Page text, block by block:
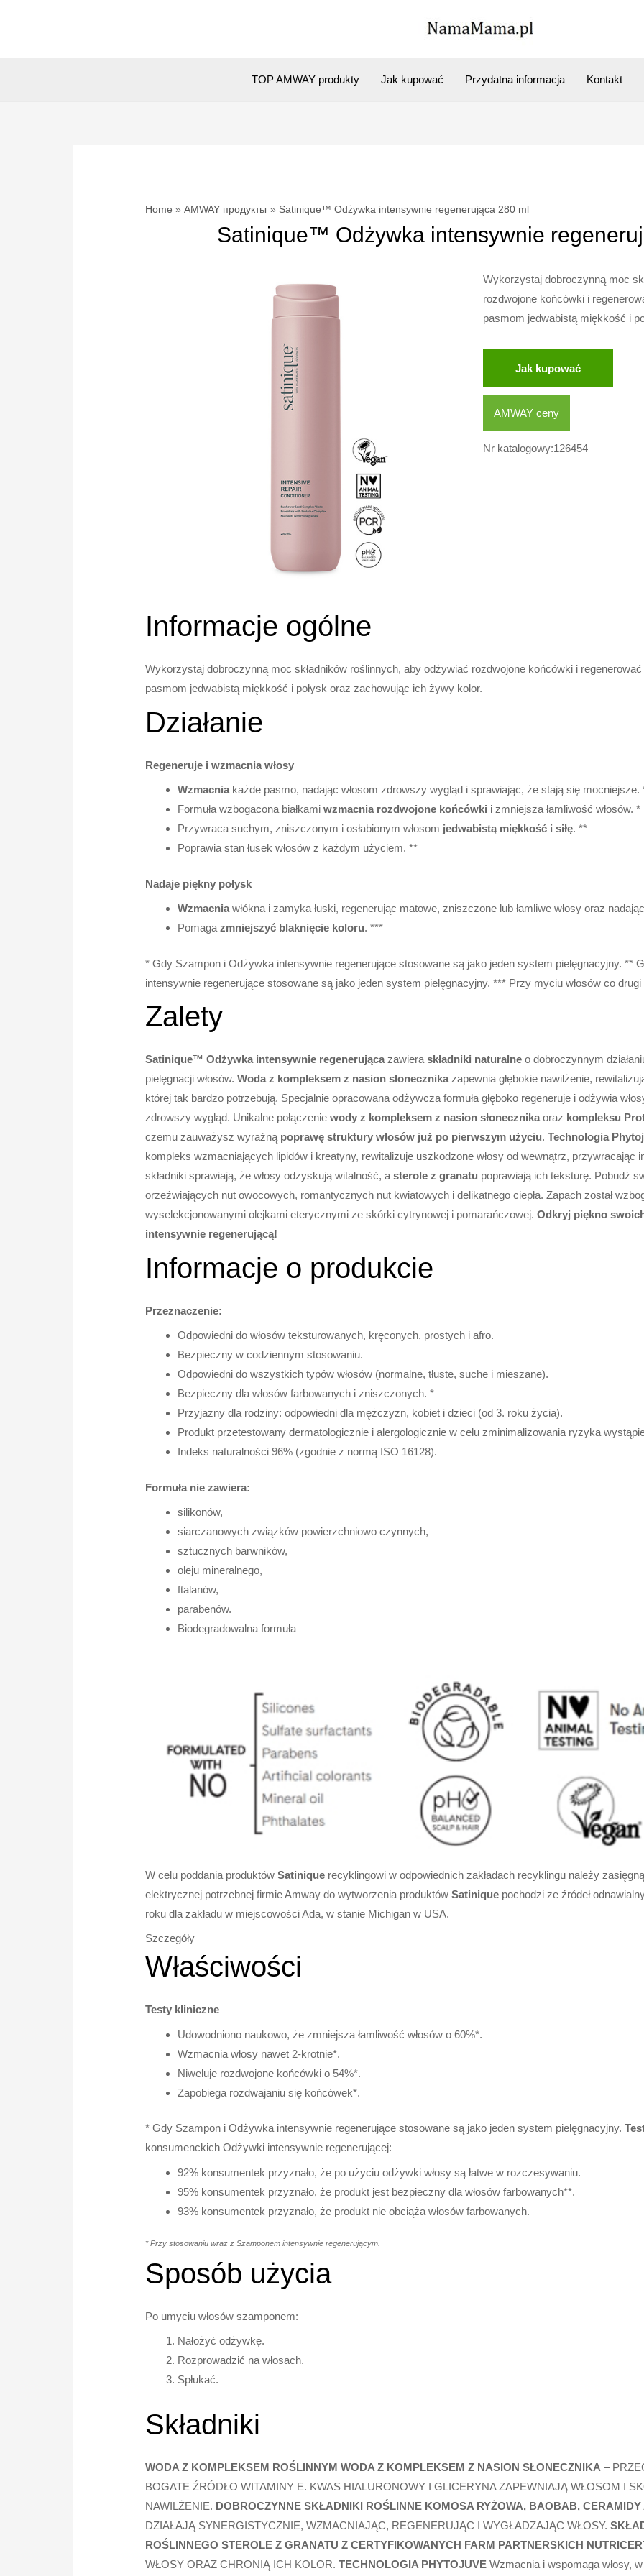
TOP AMWAY produkty Jak kupować Przydatna informacja Kontakt
Home AMWAY продукты Satinique™ Odżywka intensywnie regenerująca 280 ml
Satinique™ Odżywka intensywnie
Wykorzystaj dobroczynną moc
rozdwojone końcówki i
pasmom jedwabistą miękkość i
Jak kupować
AMWAY ceny
Nr katalogowy:126454
Informacje ogólne
Wykorzystaj dobroczynną moc składników roślinnych, aby odżywiać rozdwojone końcówki i regenerować
pasmom jedwabistą miękkość i połysk oraz zachowując ich żywy kolor.
Działanie
Regeneruje i wzmacnia włosy
Wzmacnia każde pasmo, nadając włosom zdrowszy wygląd i sprawiając, że stają się mocniejsze.
Formuła wzbogacona białkamiwzmacnia rozdwojone końcówki i zmniejsza łamliwość włosów. *
Przywraca suchym, zniszczonym i osłabionym włosom jedwabistą miękkość i siłę. **
Poprawia stan łusek włosów z każdym użyciem. **
Nadaje piękny połysk
Wzmacnia włókna i zamyka łuski, regenerując matowe, zniszczone lub łamliwe włosy oraz
Pomagazmniejszyć blaknięcie koloru. ***
* Gdy Szampon i Odżywka intensywnie regenerujące stosowane są jako jeden system pielęgnacyjny. **
intensywnie regenerujące stosowane są jako jeden system pielęgnacyjny. *** Przy myciu włosów co drugi
Zalety
Satinique™ Odżywka intensywnie regenerująca zawieraskładniki naturalne o dobroczynnym
pielęgnacji włosów.Woda z kompleksem z nasion słonecznika zapewnia głębokie nawilżenie,
której tak bardzo potrzebują. Specjalnie opracowana odżywcza formuła głęboko regeneruje i odżywia
zdrowszy wygląd. Unikalne połączeniewody z kompleksem z nasion słonecznika oraz kompleksu
czemu zauważysz wyraźną poprawę struktury włosów już po pierwszym użyciu.Technologia
kompleks wzmacniających lipidów i kreatyny, rewitalizuje uszkodzone włosy od wewnątrz, przywracając
składniki sprawiają, że włosy odzyskują witalność, asterole z granatu poprawiają ich teksturę. Pobudź
orzeźwiających nut owocowych, romantycznych nut kwiatowych i delikatnego ciepła. Zapach został
wyselekcjonowanymi olejkami eterycznymi ze skórki cytrynowej i pomarańczowej.Odkryj piękno
intensywnie regenerującą!
Informacje o produkcie
Przeznaczenie:
Odpowiedni do włosów teksturowanych, kręconych, prostych i afro.
Bezpieczny w codziennym stosowaniu.
Odpowiedni do wszystkich typów włosów (normalne, tłuste, suche i mieszane).
Bezpieczny dla włosów farbowanych i zniszczonych. *
Przyjazny dla rodziny: odpowiedni dla mężczyzn, kobiet i dzieci (od 3. roku życia).
Produkt przetestowany dermatologicznie i alergologicznie w celu zminimalizowania ryzyka
Indeks naturalności 96% (zgodnie z normą ISO 16128).
Formuła nie zawiera:
silikonów,
siarczanowych związków powierzchniowo czynnych,
sztucznych barwników,
oleju mineralnego,
ftalanów,
parabenów.
Biodegradowalna formuła
W celu poddania produktówSatinique recyklingowi w odpowiednich zakładach recyklingu należy
elektrycznej potrzebnej firmie Amway do wytworzenia produktówSatinique pochodzi ze źródeł
roku dla zakładu w miejscowości Ada, w stanie Michigan w USA.
Szczegóły
Właściwości
Testy kliniczne
Udowodniono naukowo, że zmniejsza łamliwość włosów o 60%*.
Wzmacnia włosy nawet 2-krotnie*.
Niweluje rozdwojone końcówki o 54%*.
Zapobiega rozdwajaniu się końcówek*.
* Gdy Szampon i Odżywka intensywnie regenerujące stosowane są jako jeden system pielęgnacyjny.
konsumenckich Odżywki intensywnie regenerującej:
92% konsumentek przyznało, że po użyciu odżywki włosy są łatwe w rozczesywaniu.
95% konsumentek przyznało, że produkt jest bezpieczny dla włosów farbowanych**.
93% konsumentek przyznało, że produkt nie obciąża włosów farbowanych.
* Przy stosowaniu wraz z Szamponem intensywnie regenerującym.
Sposób użycia
Po umyciu włosów szamponem:
Nałożyć odżywkę.
Rozprowadzić na włosach.
Spłukać.
Składniki
WODA Z KOMPLEKSEM ROŚLINNYM WODA Z KOMPLEKSEM Z NASION SŁONECZNIKA –
BOGATE ŹRÓDŁO WITAMINY E. KWAS HIALURONOWY I GLICERYNA ZAPEWNIAJĄ WŁOSOM I
NAWILŻENIE. DOBROCZYNNE SKŁADNIKI ROŚLINNE KOMOSA RYŻOWA, BAOBAB,
DZIAŁAJĄ SYNERGISTYCZNIE, WZMACNIAJĄC, REGENERUJĄC I WYGŁADZAJĄC WŁOSY.
ROŚLINNEGO STEROLE Z GRANATU Z CERTYFIKOWANYCH FARM PARTNERSKICH
WŁOSY ORAZ CHRONIĄ ICH KOLOR.TECHNOLOGIA PHYTOJUVE Wzmacnia i wspomaga włosy,